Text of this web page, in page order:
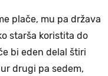
plače, mu pa država
starša koristita do
bi eden delal štiri
drugi pa sedem,